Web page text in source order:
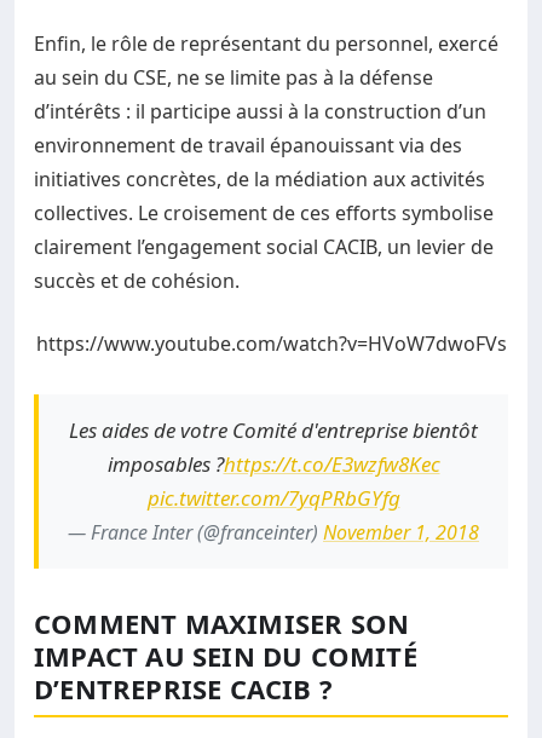
Enfin, le rôle de représentant du personnel, exercé
au sein du CSE, ne se limite pas à la défense
d’intérêts : il participe aussi à la construction d’un
environnement de travail épanouissant via des
initiatives concrètes, de la médiation aux activités
collectives. Le croisement de ces efforts symbolise
clairement l’engagement social CACIB, un levier de
succès et de cohésion.
https://www.youtube.com/watch?v=HVoW7dwoFVs
Les aides de votre Comité d'entreprise bientôt
imposables ?https://t.co/E3wzfw8Kec
pic.twitter.com/7yqPRbGYfg
— France Inter (@franceinter) November 1, 2018
COMMENT MAXIMISER SON
IMPACT AU SEIN DU COMITÉ
D’ENTREPRISE CACIB ?